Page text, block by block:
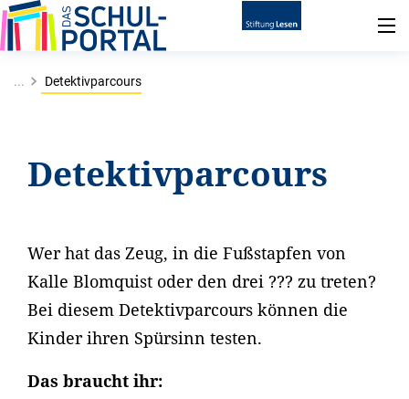
... Detektivparcours
Detektivparcours
Wer hat das Zeug, in die Fußstapfen von
Kalle Blomquist oder den drei ??? zu treten?
Bei diesem Detektivparcours können die
Kinder ihren Spürsinn testen.
Das braucht ihr: